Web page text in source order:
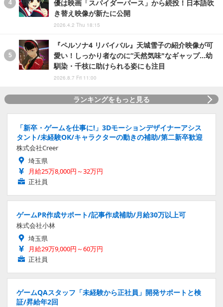
優は映画「スパイダーバース」から続投！日本語吹
き替え映像が新たに公開
2026.4.2 Thu 18:15
『ペルソナ4 リバイバル』天城雪子の紹介映像が可
愛い！しっかり者なのに“天然気味"なギャップ…幼
馴染・千枝に助けられる姿にも注目
2026.8.7 Fri 11:00
ランキングをもっと見る
「新卒・ゲームを仕事に!」3Dモーションデザイナーアシス
タント/未経験OK/キャラクターの動きの補助/第二新卒歓迎
株式会社Creer
埼玉県
月給25万8,000円～32万円
正社員
ゲームPR作成サポート/記事作成補助/月給30万以上可
株式会社小林
埼玉県
月給29万9,000円～60万円
正社員
ゲームQAスタッフ「未経験から正社員」開発サポートと検
証/昇給年2回